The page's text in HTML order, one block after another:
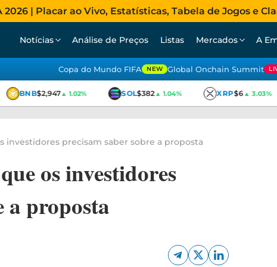
| Placar ao Vivo, Estatísticas, Tabela de Jogos e
Notícias Análise de Preços Listas Mercados A
Copa do Mundo FIFA NEW Global Onchain Summit
BNB$2,947▲ 1.02% SOL$382▲ 1.04% XRP$6▲ 3.03%
investidores precisam saber sobre a proposta
os investidores
a proposta